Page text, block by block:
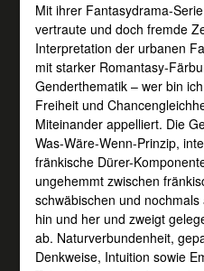
Mit ihrer Fantasydrama-
vertraute und doch fremde
Interpretation der urbanen
mit starker Romantasy-
Genderthematik – wer bin
Freiheit und
Miteinander appelliert. Die
Was-Wäre-Wenn-Prinzip,
fränkische Dürer-
ungehemmt zwischen
schwäbischen und
hin und her und zweigt
ab. Naturverbundenheit,
Denkweise, Intuition sowie